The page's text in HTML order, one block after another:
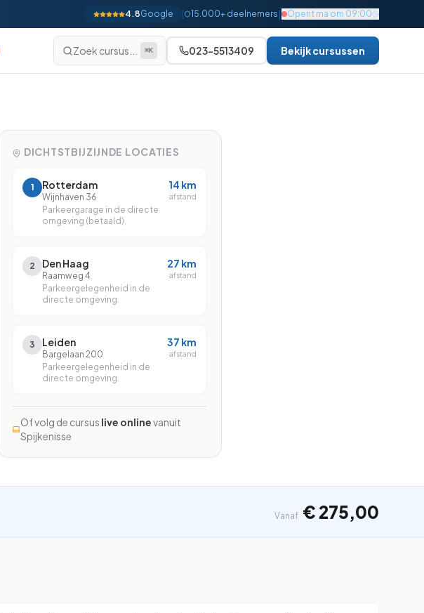
4.8Google 15.000+ deelnemers | Opent ma om 09:00
Gevorderd
Gevorderd
Zoek cursus... ⌘K 023-5513409 Bekijk cursussen
DICHTSTBIJZIJNDE LOCATIES
1 Rotterdam
Wijnhaven 36
Parkeergarage in de directe
omgeving (betaald).
14 km
afstand
2 Den Haag
Raamweg 4
Parkeergelegenheid in de
directe omgeving.
27 km
afstand
3 Leiden
Bargelaan 200
Parkeergelegenheid in de
directe omgeving.
37 km
afstand
Of volg de cursus live onlinevanuit
Spijkenisse
Vanaf € 275,00